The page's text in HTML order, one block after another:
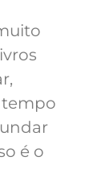
tempo
é o